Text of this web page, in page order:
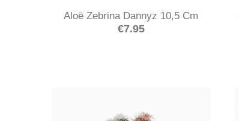
Aloë Zebrina Dannyz 10,5 Cm
€7.95